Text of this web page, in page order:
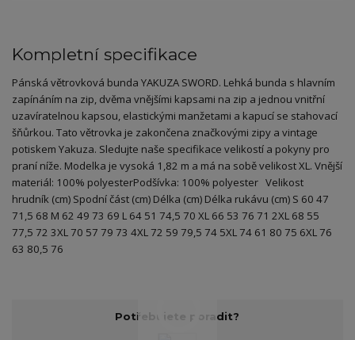
Kompletní specifikace
Pánská větrovková bunda YAKUZA SWORD. Lehká bunda s hlavním
zapínáním na zip, dvěma vnějšími kapsami na zip a jednou vnitřní
uzavíratelnou kapsou, elastickými manžetami a kapucí se stahovací
šňůrkou. Tato větrovka je zakončena značkovými zipy a vintage
potiskem Yakuza. Sledujte naše specifikace velikostí a pokyny pro
praní níže. Modelka je vysoká 1,82 m a má na sobě velikost XL. Vnější
materiál: 100% polyesterPodšívka: 100% polyester Velikost
hrudník (cm) Spodní část (cm) Délka (cm) Délka rukávu (cm) S 60 47
71,5 68 M 62 49 73 69 L 64 51 74,5 70 XL 66 53 76 71 2XL 68 55
77,5 72 3XL 70 57 79 73 4XL 72 59 79,5 74 5XL 74 61 80 75 6XL 76
63 80,5 76
Potřebujete poradit?